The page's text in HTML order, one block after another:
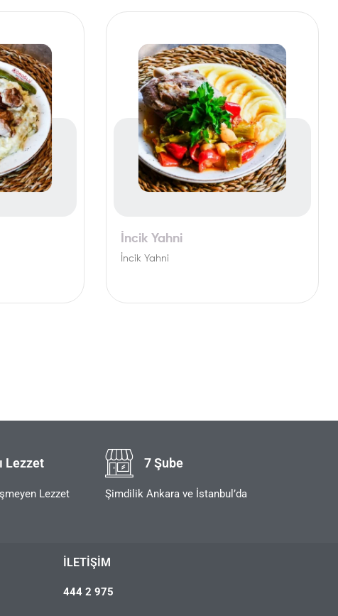
İncik Yahni
İncik Yahni
Lezzet
Lezzet
7 Şube
Şimdilik Ankara ve İstanbul’da
İLETIŞIM
444 2 975